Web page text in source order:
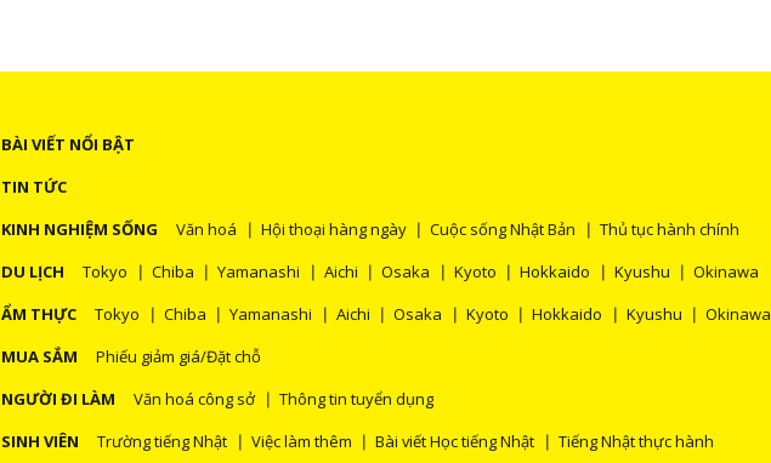
BÀI VIẾT NỔI BẬT
TIN TỨC
KINH NGHIỆM SỐNG
Văn hoá Hội thoại hàng ngày Cuộc sống Nhật Bản
Thủ tục hành chính
DU LỊCH
Tokyo Chiba Yamanashi Aichi Osaka Kyoto Hokkaido Kyushu Okinawa
ẨM THỰC
Tokyo Chiba Yamanashi Aichi Osaka Kyoto Hokkaido Kyushu Okinawa
MUA SẮM
Phiếu giảm giá/Đặt chỗ
NGƯỜI ĐI LÀM
Văn hoá công sở
Thông tin tuyển dụng
SINH VIÊN
Trường tiếng Nhật Việc làm thêm Bài viết Học tiếng Nhật Tiếng Nhật thực hành